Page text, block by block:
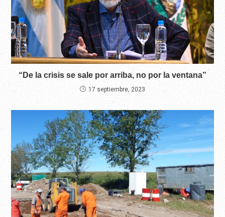
“De la crisis se sale por arriba, no por la ventana”
17 septiembre, 2023